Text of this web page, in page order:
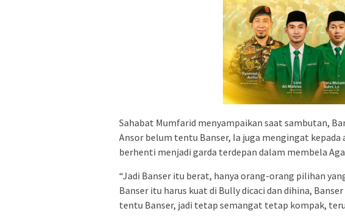
Sahabat Mumfarid menyampaikan saat sambutan,
Ansor belum tentu Banser, Ia juga mengingat
berhenti menjadi garda terdepan dalam membela
“Jadi Banser itu berat, hanya orang-orang pilihan
Banser itu harus kuat di Bully dicaci dan dihina,
tentu Banser, jadi tetap semangat tetap kompak,